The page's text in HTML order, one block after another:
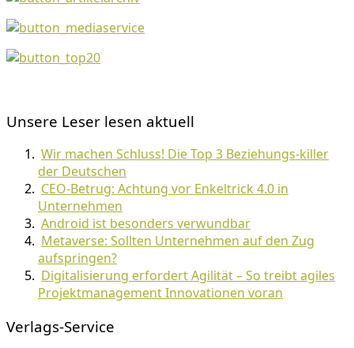
Unsere Leser lesen aktuell
Wir machen Schluss! Die Top 3 Beziehungs-killer
der Deutschen
CEO-Betrug: Achtung vor Enkeltrick 4.0 in
Unternehmen
Android ist besonders verwundbar
Metaverse: Sollten Unternehmen auf den Zug
aufspringen?
Digitalisierung erfordert Agilität – So treibt agiles
Projektmanagement Innovationen voran
Verlags-Service